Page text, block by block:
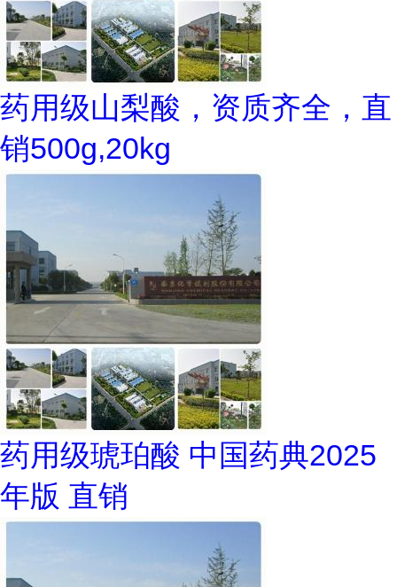
药用级山梨酸，资质齐全，直
销500g,20kg
药用级琥珀酸 中国药典2025
年版 直销